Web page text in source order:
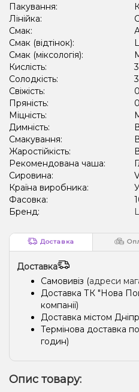
Пакування:
Лінійка:
Смак:
Смак (відтінок):
Смак (міксологія):
Кислість:
3
Солодкість:
3
Свіжість:
0
Пряність:
0
Міцність:
Димність:
Смакування:
Жаростійкість:
Рекомендована чаша:
Сировина:
Країна виробника:
Фасовка:
Бренд:
Доставка
Доставка
Самовивіз (адреси
Доставка ТК "Нова
компанії)
Доставка містом
Термінова доставка
годин)
Опис товару: